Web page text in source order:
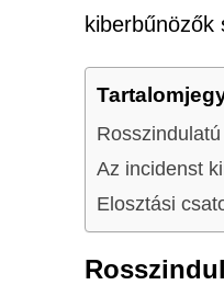
Az incidenst
Elosztási